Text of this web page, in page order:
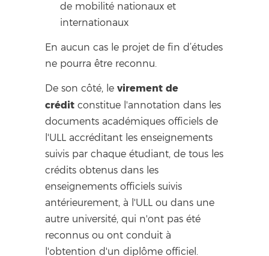
de mobilité nationaux et
internationaux
En aucun cas le projet de fin d’études
ne pourra être reconnu.
De son côté, levirement de
crédit constitue l'annotation dans les
documents académiques officiels de
l'ULL accréditant les enseignements
suivis par chaque étudiant, de tous les
crédits obtenus dans les
enseignements officiels suivis
antérieurement, à l'ULL ou dans une
autre université, qui n'ont pas été
reconnus ou ont conduit à
l'obtention d'un diplôme officiel.